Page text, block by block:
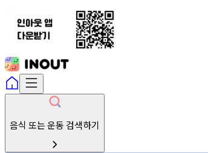
음식 또는 운동 검색하기